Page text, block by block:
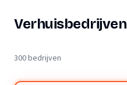
300 bedrijven